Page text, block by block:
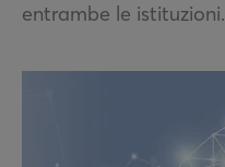
entrambe le istituzioni.